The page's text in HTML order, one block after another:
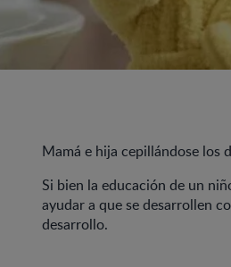
Mamá e hija cepillándose los
Si bien la educación de un
ayudar a que se desarrollen
desarrollo.